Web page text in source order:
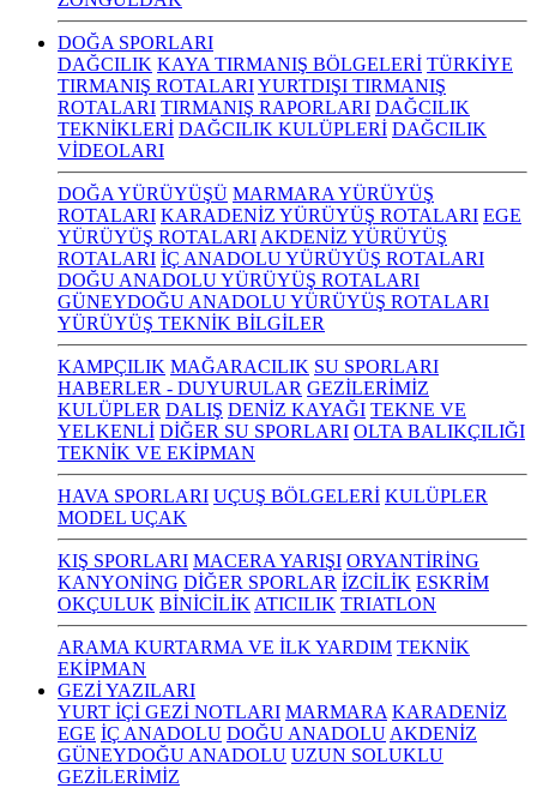
DOĞA SPORLARI
DAĞCILIK KAYA TIRMANIŞ BÖLGELERİ TÜRKİYE
TIRMANIŞ ROTALARIYURTDIŞI TIRMANIŞ
ROTALARI TIRMANIŞ RAPORLARI DAĞCILIK
TEKNİKLERİ DAĞCILIK KULÜPLERİ DAĞCILIK
VİDEOLARI
DOĞA YÜRÜYÜŞÜ MARMARA YÜRÜYÜŞ
ROTALARI KARADENİZ YÜRÜYÜŞ ROTALARI EGE
YÜRÜYÜŞ ROTALARI AKDENİZ YÜRÜYÜŞ
ROTALARI İÇ ANADOLU YÜRÜYÜŞ ROTALARI
DOĞU ANADOLU YÜRÜYÜŞ ROTALARI
GÜNEYDOĞU ANADOLU YÜRÜYÜŞ ROTALARI
YÜRÜYÜŞ TEKNİK BİLGİLER
KAMPÇILIK MAĞARACILIK SU SPORLARI
HABERLER - DUYURULAR GEZİLERİMİZ
KULÜPLER DALIŞ DENİZ KAYAĞI TEKNE VE
YELKENLİ DİĞER SU SPORLARI OLTA BALIKÇILIĞI
TEKNİK VE EKİPMAN
HAVA SPORLARI UÇUŞ BÖLGELERİ KULÜPLER
MODEL UÇAK
KIŞ SPORLARI MACERA YARIŞI ORYANTİRİNG
KANYONİNG DİĞER SPORLAR İZCİLİK ESKRİM
OKÇULUK BİNİCİLİK ATICILIK TRIATLON
ARAMA KURTARMA VE İLK YARDIM TEKNİK
EKİPMAN
GEZİ YAZILARI
YURT İÇİ GEZİ NOTLARI MARMARA KARADENİZ
EGE İÇ ANADOLU DOĞU ANADOLU AKDENİZ
GÜNEYDOĞU ANADOLU UZUN SOLUKLU
GEZİLERİMİZ